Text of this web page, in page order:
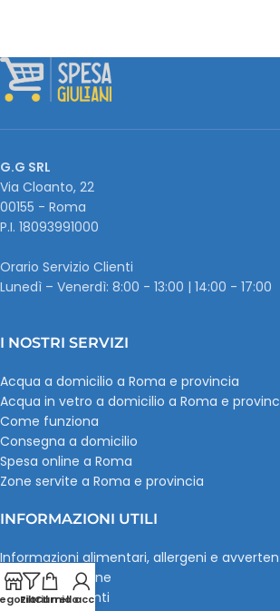
G.G SRL
Via Cloanto, 22
00155 - Roma
P.I. ‭18093991000
Orario Servizio Clienti
Lunedì – Venerdì: 8:00 - 13:00 | 14:00 - 17:00
I NOSTRI SERVIZI
Acqua a domicilio a Roma e provincia
Acqua in vetro a domicilio a Roma e
Come funziona
Consegna a domicilio
Spesa online a Roma
Zone servite a Roma e provincia
INFORMAZIONI UTILI
Informazioni alimentari, allergeni e
Pagamenti online
Recensioni clienti
FiltriCarrello
Il mio account